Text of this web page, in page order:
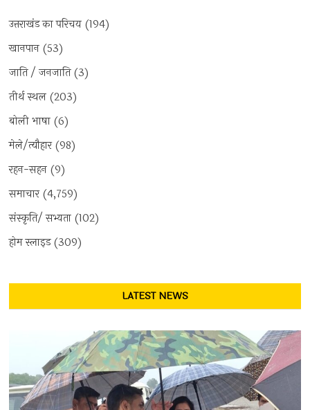
उत्तराखंड का परिचय (194)
खानपान (53)
जाति / जनजाति(3)
तीर्थ स्थल (203)
बोली भाषा (6)
मेले/त्यौहार(98)
रहन-सहन (9)
समाचार(4,759)
संस्कृति/ सभ्यता (102)
होम स्लाइड(309)
LATEST NEWS